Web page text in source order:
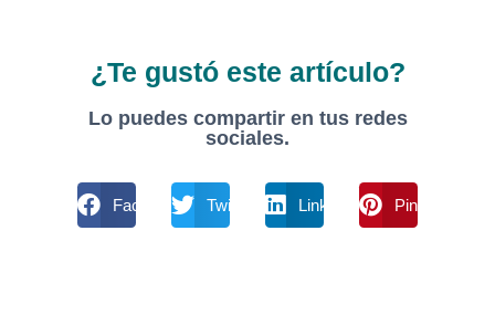
¿Te gustó este artículo?
Lo puedes compartir en tus redes
sociales.
Facebook Twitter Linkdin Pinterest